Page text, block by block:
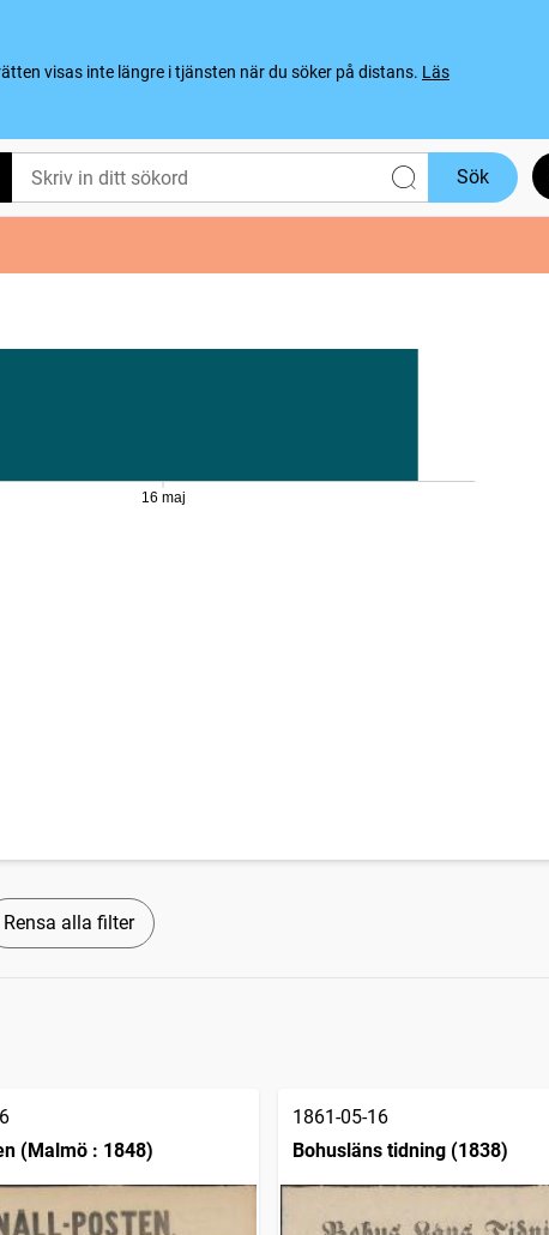
visas inte längre i tjänsten när du söker på distans. Läs
Sök
16 maj
Rensa alla filter
(Malmö : 1848)
1861-05-16
Bohusläns tidning (1838)